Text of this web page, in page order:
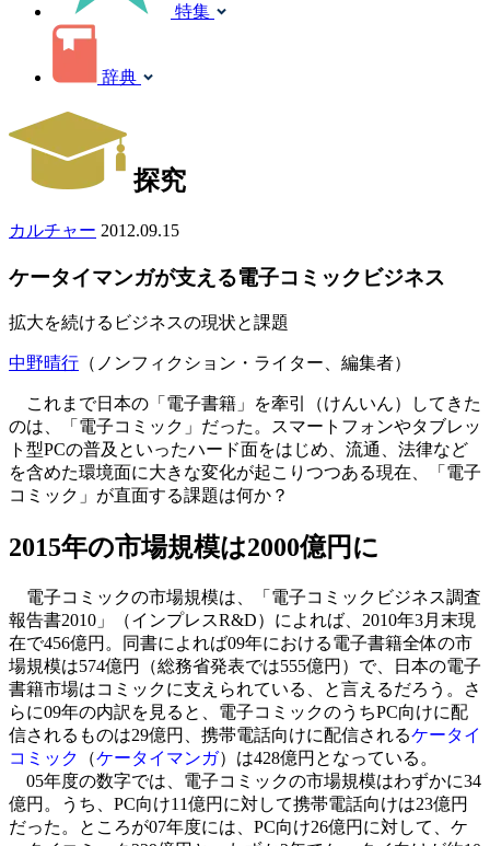
特集
辞典
探究
カルチャー 2012.09.15
ケータイマンガが支える電子コミックビジネス
拡大を続けるビジネスの現状と課題
中野晴行 （ノンフィクション・ライター、編集者）
これまで日本の「電子書籍」を牽引（けんいん）してきた
のは、「電子コミック」だった。スマートフォンやタブレッ
ト型PCの普及といったハード面をはじめ、流通、法律など
を含めた環境面に大きな変化が起こりつつある現在、「電子
コミック」が直面する課題は何か？
2015年の市場規模は2000億円に
電子コミックの市場規模は、「電子コミックビジネス調査
報告書2010」（インプレスR&D）によれば、2010年3月末現
在で456億円。同書によれば09年における電子書籍全体の市
場規模は574億円（総務省発表では555億円）で、日本の電子
書籍市場はコミックに支えられている、と言えるだろう。さ
らに09年の内訳を見ると、電子コミックのうちPC向けに配
信されるものは29億円、携帯電話向けに配信されるケータイ
コミック
（ケータイマンガ）は428億円となっている。
05年度の数字では、電子コミックの市場規模はわずかに34
億円。うち、PC向け11億円に対して携帯電話向けは23億円
だった。ところが07年度には、PC向け26億円に対して、ケ